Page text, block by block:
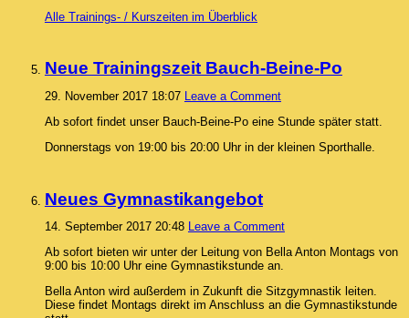
Alle Trainings- / Kurszeiten im Überblick
Neue Trainingszeit Bauch-Beine-Po
29. November 2017 18:07 Leave a Comment
Ab sofort findet unser Bauch-Beine-Po eine Stunde später statt.
Donnerstags von 19:00 bis 20:00 Uhr in der kleinen Sporthalle.
Neues Gymnastikangebot
14. September 2017 20:48 Leave a Comment
Ab sofort bieten wir unter der Leitung von Bella Anton Montags von
9:00 bis 10:00 Uhr eine Gymnastikstunde an.
Bella Anton wird außerdem in Zukunft die Sitzgymnastik leiten.
Diese findet Montags direkt im Anschluss an die Gymnastikstunde